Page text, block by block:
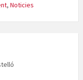
, Noticies